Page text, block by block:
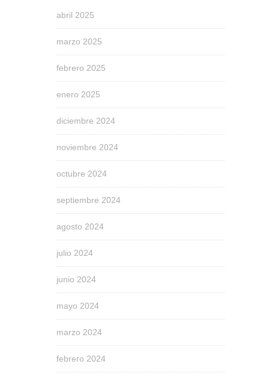
abril 2025
marzo 2025
febrero 2025
enero 2025
diciembre 2024
noviembre 2024
octubre 2024
septiembre 2024
agosto 2024
julio 2024
junio 2024
mayo 2024
marzo 2024
febrero 2024